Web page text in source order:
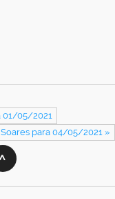
01/05/2021
para 04/05/2021 »